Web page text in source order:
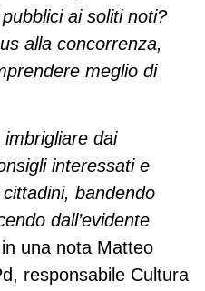
ai soliti noti?
alla concorrenza,
meglio di
dai
interessati e
bandendo
dall’evidente
una nota Matteo
responsabile Cultura